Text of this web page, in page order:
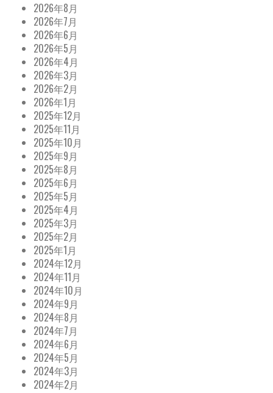
2026年8月
2026年7月
2026年6月
2026年5月
2026年4月
2026年3月
2026年2月
2026年1月
2025年12月
2025年11月
2025年10月
2025年9月
2025年8月
2025年6月
2025年5月
2025年4月
2025年3月
2025年2月
2025年1月
2024年12月
2024年11月
2024年10月
2024年9月
2024年8月
2024年7月
2024年6月
2024年5月
2024年3月
2024年2月